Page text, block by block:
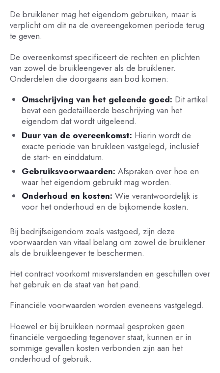
De bruiklener mag het eigendom gebruiken, maar is
verplicht om dit na de overeengekomen periode terug
te geven.
De overeenkomst specificeert de rechten en plichten
van zowel de bruikleengever als de bruiklener.
Onderdelen die doorgaans aan bod komen:
Omschrijving van het geleende goed: Dit artikel
bevat een gedetailleerde beschrijving van het
eigendom dat wordt uitgeleend.
Duur van de overeenkomst: Hierin wordt de
exacte periode van bruikleen vastgelegd, inclusief
de start- en einddatum.
Gebruiksvoorwaarden: Afspraken over hoe en
waar het eigendom gebruikt mag worden.
Onderhoud en kosten: Wie verantwoordelijk is
voor het onderhoud en de bijkomende kosten.
Bij bedrijfseigendom zoals vastgoed, zijn deze
voorwaarden van vitaal belang om zowel de bruiklener
als de bruikleengever te beschermen.
Het contract voorkomt misverstanden en geschillen over
het gebruik en de staat van het pand.
Financiële voorwaarden worden eveneens vastgelegd.
Hoewel er bij bruikleen normaal gesproken geen
financiële vergoeding tegenover staat, kunnen er in
sommige gevallen kosten verbonden zijn aan het
onderhoud of gebruik.